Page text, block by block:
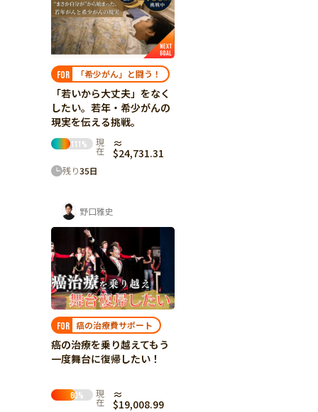
FOR 「希少がん」と闘う！
「若いから大丈夫」をなく
したい。若年・希少がんの
現実を伝える挑戦。
111 % 現
在
≈
$24,731.31
残り35日
野口雅史
FOR 癌の治療費サポート
癌の治療を乗り越えてもう
一度舞台に復帰したい！
60 % 現
在
≈
$19,008.99